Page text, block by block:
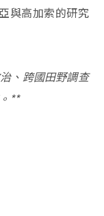
與高加索的研究
、跨國田野調查
**